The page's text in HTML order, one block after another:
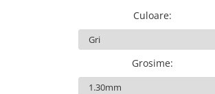
Culoare:
Grosime: